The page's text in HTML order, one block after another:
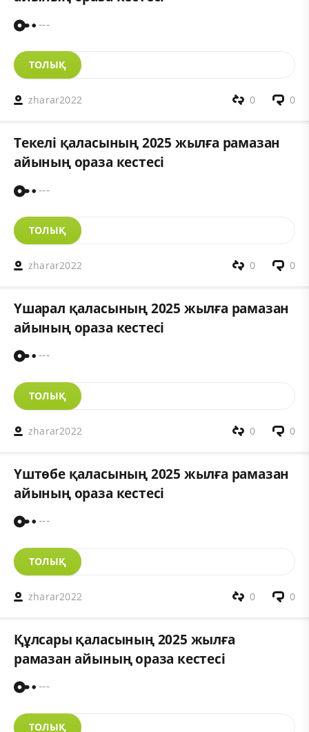
---
ТОЛЫҚ
zharar2022 0
0
Текелі қаласының 2025 жылға рамазан
айының ораза кестесі
---
ТОЛЫҚ
zharar2022 0
0
Үшарал қаласының 2025 жылға рамазан
айының ораза кестесі
---
ТОЛЫҚ
zharar2022 0
0
Үштөбе қаласының 2025 жылға рамазан
айының ораза кестесі
---
ТОЛЫҚ
zharar2022 0
0
Құлсары қаласының 2025 жылға
рамазан айының ораза кестесі
---
ТОЛЫҚ